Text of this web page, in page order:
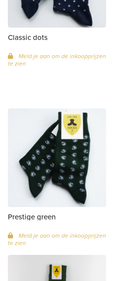
Classic dots
Meld je aan om de inkoopprijzen
te zien
Prestige green
Meld je aan om de inkoopprijzen
te zien